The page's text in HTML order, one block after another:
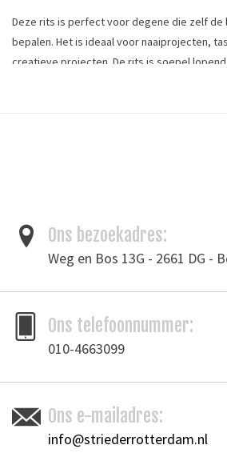
Deze rits is perfect voor degene die zelf de
bepalen. Het is ideaal voor naaiprojecten,
creatieve projecten. De rits is soepel
Bandbreedte: 18 mm
Tags
Ritsen/ Trekkers
Ons bezoekadres:
Weg en Bos 13G - 2661 DG -
Ons telefoonnummer:
010-4663099
Ons e-mailadres:
info@striederrotterdam.nl